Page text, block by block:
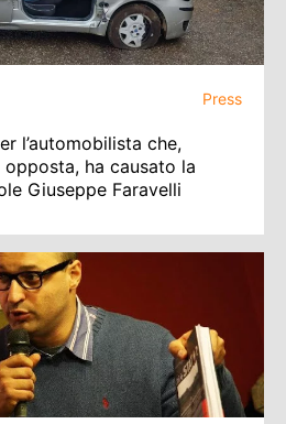
Press
l’automobilista che,
ha causato la
Giuseppe Faravelli